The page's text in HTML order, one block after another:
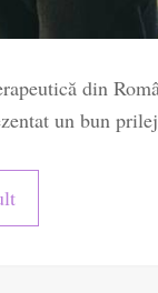
din
un bun